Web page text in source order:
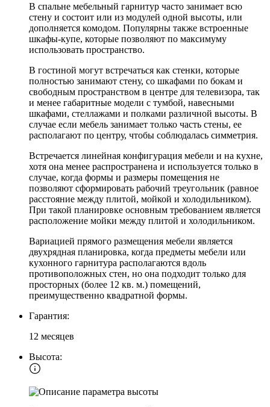
В спальне мебельный гарнитур часто занимает всю
стену и состоит или из модулей одной высоты, или
дополняется комодом. Популярны также встроенные
шкафы-купе, которые позволяют по максимуму
использовать пространство.
В гостиной могут встречаться как стенки, которые
полностью занимают стену, со шкафами по бокам и
свободным пространством в центре для телевизора, так
и менее габаритные модели с тумбой, навесными
шкафами, стеллажами и полками различной высоты. В
случае если мебель занимает только часть стены, ее
располагают по центру, чтобы соблюдалась симметрия.
Встречается линейная конфигурация мебели и на кухне,
хотя она менее распространена и используется только в
случае, когда формы и размеры помещения не
позволяют сформировать рабочий треугольник (равное
расстояние между плитой, мойкой и холодильником).
При такой планировке основным требованием является
расположение мойки между плитой и холодильником.
Вариацией прямого размещения мебели является
двухрядная планировка, когда предметы мебели или
кухонного гарнитура располагаются вдоль
противоположных стен, но она подходит только для
просторных (более 12 кв. м.) помещений,
преимущественно квадратной формы.
Гарантия:
12 месяцев
Высота: